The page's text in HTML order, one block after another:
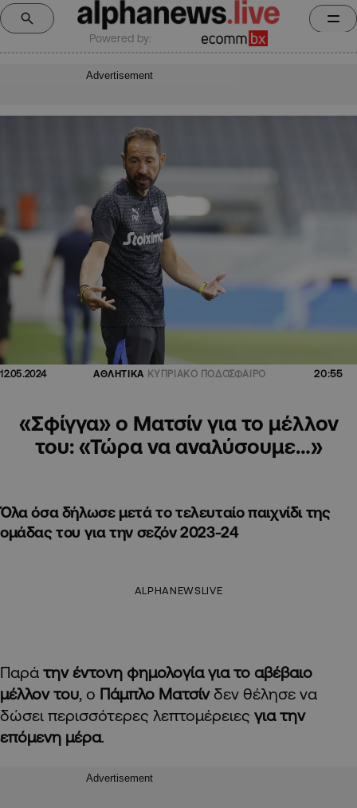
Powered by:
Advertisement
12.05.2024 ΑΘΛΗΤΙΚΑ ΚΥΠΡΙΑΚΟ ΠΟΔΟΣΦΑΙΡΟ 20:55
«Σφίγγα» ο Ματσίν για το μέλλον
του: «Τώρα να αναλύσουμε…»
Όλα όσα δήλωσε μετά το τελευταίο παιχνίδι της
ομάδας του για την σεζόν 2023-24
ALPHANEWSLIVE
Παρά την έντονη φημολογία για το αβέβαιο
μέλλον του, ο Πάμπλο Ματσίνδεν θέλησε να
δώσει περισσότερες λεπτομέρειες για την
επόμενη μέρα.
Advertisement